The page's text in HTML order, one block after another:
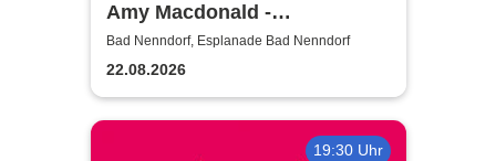
Amy Macdonald -
Sommershows 2026
Bad Nenndorf, Esplanade Bad Nenndorf
22.08.2026
19:30 Uhr